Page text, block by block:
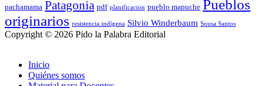
pachamama Patagonia pdf planificacion pueblo mapuche Pueblos
originarios resistencia indígena Silvio Winderbaum Sousa Santos
Copyright © 2026 Pido la Palabra Editorial
Inicio
Quiénes somos